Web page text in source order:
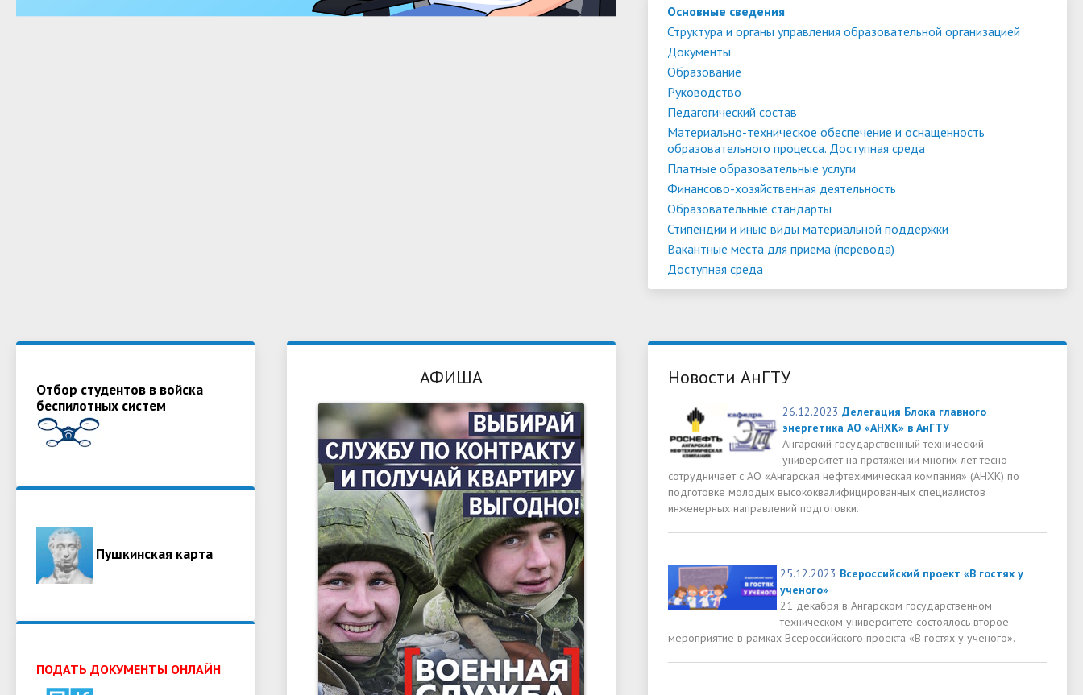
Основные сведения
Структура и органы управления образовательной организацией
Документы
Образование
Руководство
Педагогический состав
Материально-техническое обеспечение и оснащенность
образовательного процесса. Доступная среда
Платные образовательные услуги
Финансово-хозяйственная деятельность
Образовательные стандарты
Стипендии и иные виды материальной поддержки
Вакантные места для приема (перевода)
Доступная среда
Отбор студентов в войска
беспилотных систем
Пушкинская карта
ПОДАТЬ ДОКУМЕНТЫ ОНЛАЙН
АФИША Новости АнГТУ
26.12.2023 Делегация Блока главного
энергетика АО «АНХК» в АнГТУ
Ангарский государственный технический
университет на протяжении многих лет тесно
сотрудничает с АО «Ангарская нефтехимическая компания» (АНХК) по
подготовке молодых высококвалифицированных специалистов
инженерных направлений подготовки.
25.12.2023 Всероссийский проект «В гостях у
ученого»
21 декабря в Ангарском государственном
техническом университете состоялось второе
мероприятие в рамках Всероссийского проекта «В гостях у ученого».